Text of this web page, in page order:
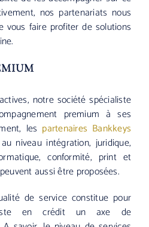
nos partenariats nous
vous faire profiter de solutions
notre société spécialiste
premium à ses
les partenaires Bankkeys
niveau intégration, juridique,
conformité, print et
aussi être proposées.
de service constitue pour
en crédit un axe de